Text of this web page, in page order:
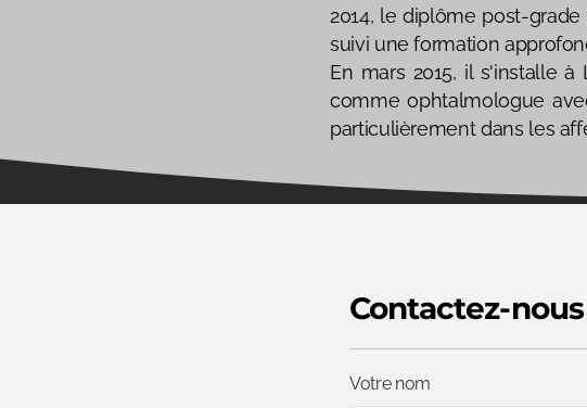
2014, le diplôme post-
suivi une formation
En mars 2015, il s'installe
comme ophtalmologue
particulièrement dans les
Contactez-nous
Votre nom